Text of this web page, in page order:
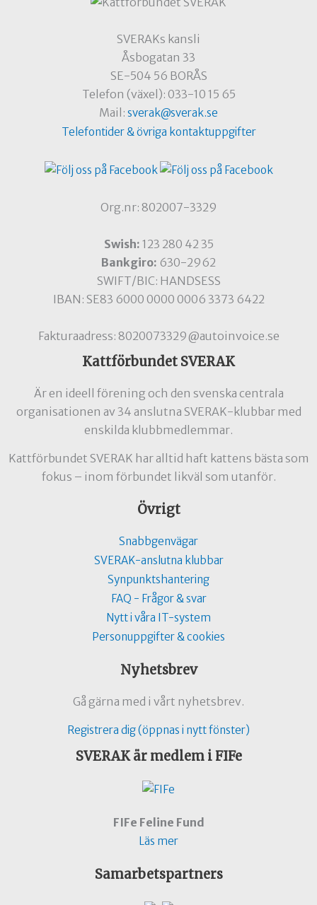
SVERAKs kansli
Åsbogatan 33
SE-504 56 BORÅS
Telefon (växel): 033-10 15 65
Mail: sverak@sverak.se
Telefontider & övriga kontaktuppgifter
Org.nr: 802007-3329
Swish: 123 280 42 35
Bankgiro: 630-2962
SWIFT/BIC: HANDSESS
IBAN: SE83 6000 0000 0006 3373 6422
Fakturaadress: 8020073329@autoinvoice.se
Kattförbundet SVERAK
Är en ideell förening och den svenska centrala
organisationen av 34 anslutna SVERAK-klubbar med
enskilda klubbmedlemmar.
Kattförbundet SVERAK har alltid haft kattens bästa som
fokus – inom förbundet likväl som utanför.
Övrigt
Snabbgenvägar
SVERAK-anslutna klubbar
Synpunktshantering
FAQ - Frågor & svar
Nytt i våra IT-system
Personuppgifter & cookies
Nyhetsbrev
Gå gärna med i vårt nyhetsbrev.
Registrera dig (öppnas i nytt fönster)
SVERAK är medlem i FIFe
FIFe Feline Fund
Läs mer
Samarbetspartners